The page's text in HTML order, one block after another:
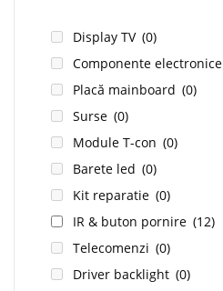
Display TV (0)
Componente electronice
Placă mainboard (0)
Surse (0)
Module T-con (0)
Barete led (0)
Kit reparatie (0)
IR & buton pornire (12)
Telecomenzi (0)
Driver backlight (0)